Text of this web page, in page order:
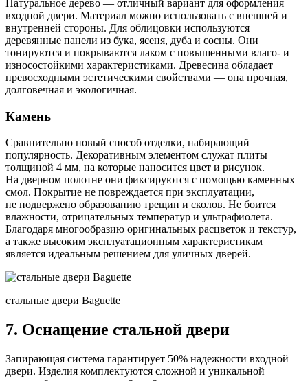
Натуральное дерево — отличный вариант для оформления
входной двери. Материал можно использовать с внешней и
внутренней стороны. Для облицовки используются
деревянные панели из бука, ясеня, дуба и сосны. Они
тонируются и покрываются лаком с повышенными влаго- и
износостойкими характеристиками. Древесина обладает
превосходными эстетическими свойствами — она прочная,
долговечная и экологичная.
Камень
Сравнительно новый способ отделки, набирающий
популярность. Декоративным элементом служат плиты
толщиной 4 мм, на которые наносится цвет и рисунок.
На дверном полотне они фиксируются с помощью каменных
смол. Покрытие не повреждается при эксплуатации,
не подвержено образованию трещин и сколов. Не боится
влажности, отрицательных температур и ультрафиолета.
Благодаря многообразию оригинальных расцветок и текстур,
а также высоким эксплуатационным характеристикам
является идеальным решением для уличных дверей.
стальные двери Baguette
7. Оснащение стальной двери
Запирающая система гарантирует 50% надежности входной
двери. Изделия комплектуются сложной и уникальной